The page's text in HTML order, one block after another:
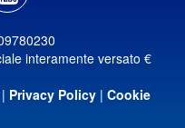
interamente versato €
Privacy Policy | Cookie